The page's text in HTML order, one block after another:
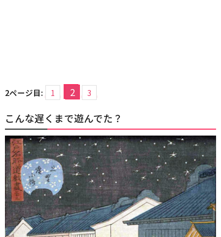
2ページ目: 1 2 3
こんな遅くまで遊んでた？